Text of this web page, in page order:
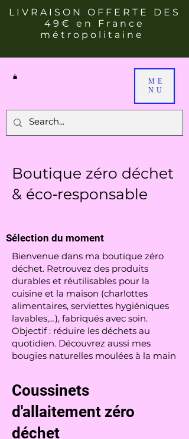
LIVRAISON OFFERTE DES
49€ en France
métropolitaine
ME
NU
Sélection du moment
Boutique zéro déchet
& éco‑responsable
Bienvenue dans ma boutique zéro
déchet. Retrouvez des produits
durables et réutilisables pour la
cuisine et la maison (charlottes
alimentaires, serviettes hygiéniques
lavables,…), fabriqués avec soin.
Objectif : réduire les déchets au
quotidien. Découvrez aussi mes
bougies naturelles moulées à la main
Coussinets
d'allaitement zéro
déchet